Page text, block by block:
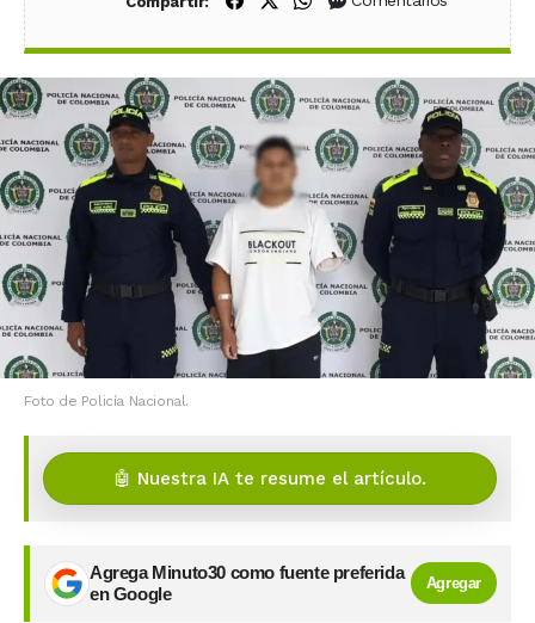
Foto de Policía Nacional.
🤖 Nuestra IA te resume el artículo.
Agrega Minuto30 como fuente preferida
en Google
Agregar